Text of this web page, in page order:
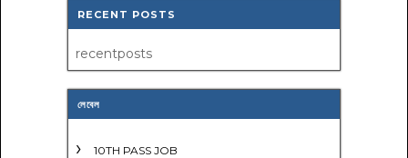
RECENT POSTS
recentposts
লেবেল
10TH PASS JOB